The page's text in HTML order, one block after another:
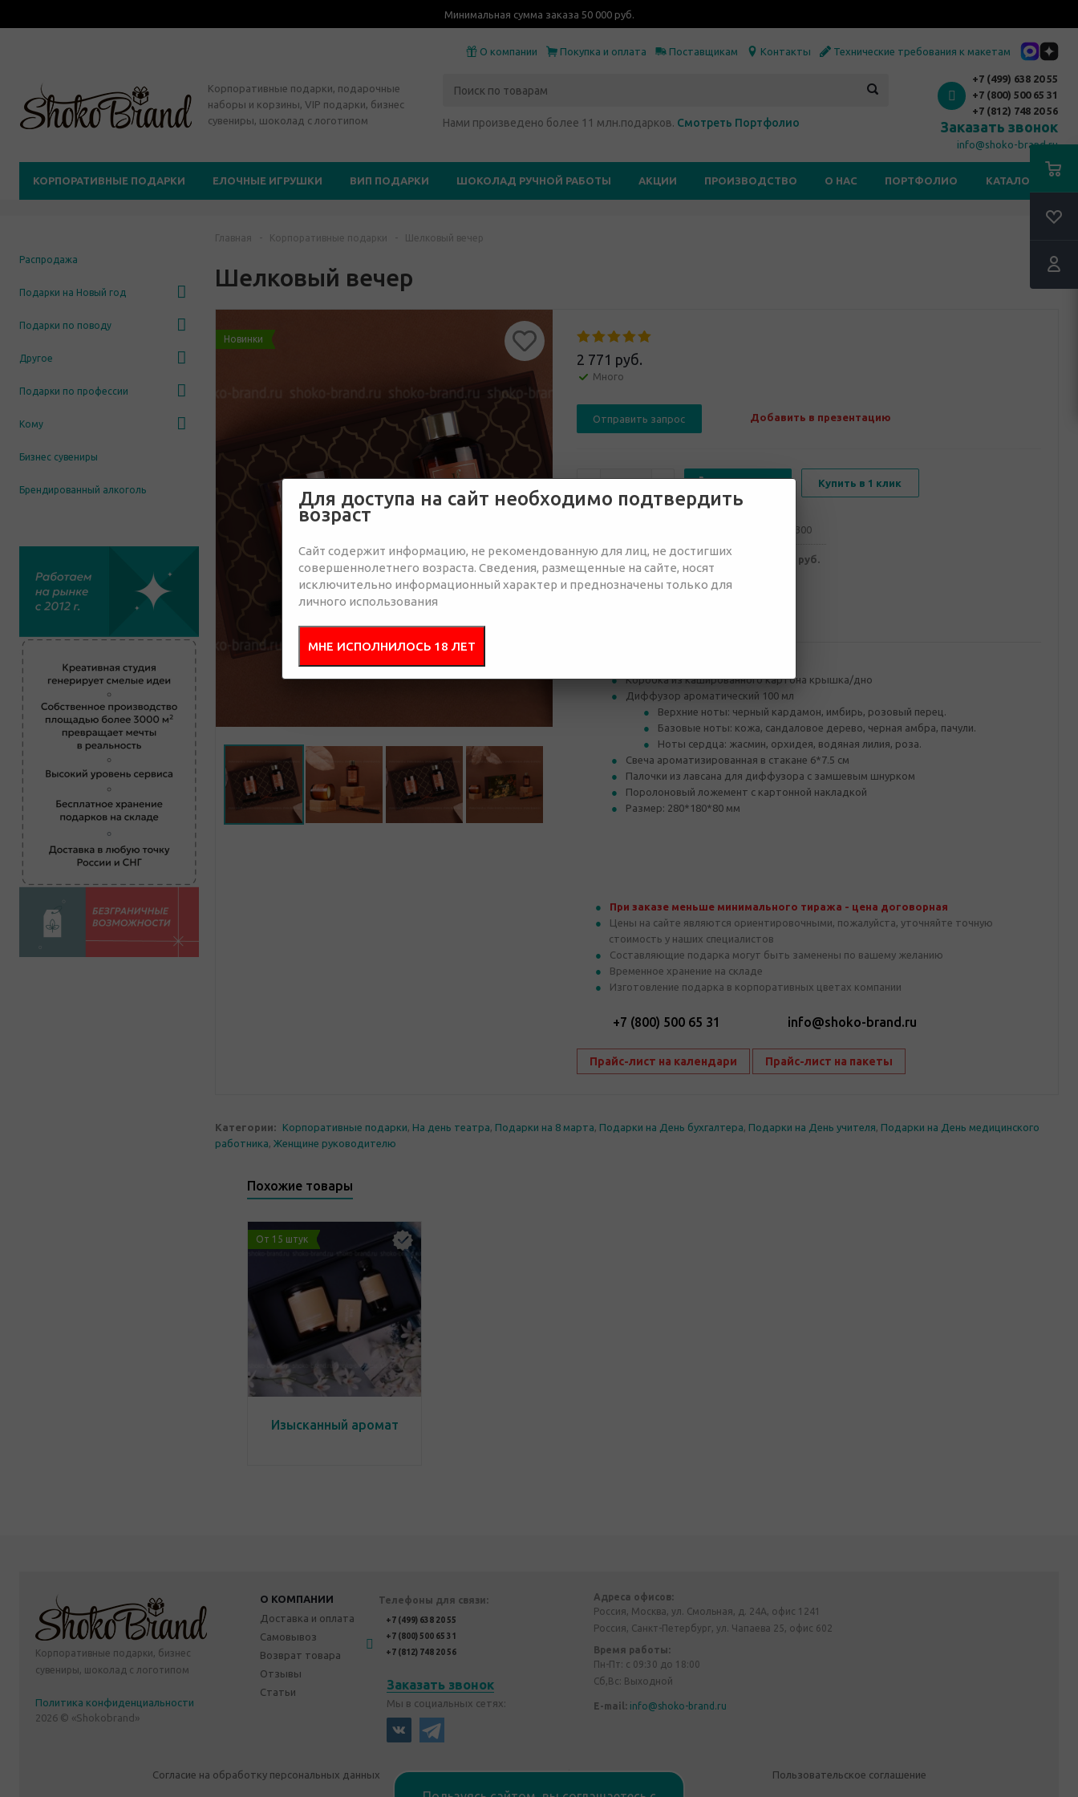
Минимальная сумма заказа 50 000 руб.
О компании Покупка и оплата Поставщикам Контакты Технические требования к макетам
Корпоративные подарки, подарочные
наборы и корзины, VIP подарки, бизнес
сувениры, шоколад с логотипом
Нами произведено более 11 млн.подарков. Смотреть Портфолио
+7 (499) 638 20 55
+7 (800) 500 65 31
+7 (812) 748 20 56
Заказать звонок
info@shoko-brand.ru
КОРПОРАТИВНЫЕ ПОДАРКИ ЕЛОЧНЫЕ ИГРУШКИ ВИП ПОДАРКИ ШОКОЛАД РУЧНОЙ РАБОТЫ АКЦИИ ПРОИЗВОДСТВО О НАС ПОРТФОЛИО КАТАЛОГИ
Распродажа
Подарки на Новый год
Подарки по поводу
Другое
Подарки по профессии
Кому
Бизнес сувениры
Брендированный алкоголь
Главная - Корпоративные подарки - Шелковый вечер
Шелковый вечер
Новинки
2 771 руб.
Много
Отправить запрос Добавить в презентацию
Купить в 1 клик
от 300
2 933 руб. 2 933 руб. 2 771 руб.
Коробка из кашированного картона крышка/дно
Диффузор ароматический 100 мл
Верхние ноты: черный кардамон, имбирь, розовый перец.
Базовые ноты: кожа, сандаловое дерево, черная амбра, пачули.
Ноты сердца: жасмин, орхидея, водяная лилия, роза.
Свеча ароматизированная в стакане 6*7.5 см
Палочки из лавсана для диффузора с замшевым шнурком
Поролоновый ложемент с картонной накладкой
Размер: 280*180*80 мм
При заказе меньше минимального тиража - цена договорная
Цены на сайте являются ориентировочными, пожалуйста, уточняйте точную
стоимость у наших специалистов
Составляющие подарка могут быть заменены по вашему желанию
Временное хранение на складе
Изготовление подарка в корпоративных цветах компании
+7 (800) 500 65 31 info@shoko-brand.ru
Прайс-лист на календари Прайс-лист на пакеты
Категории: Корпоративные подарки, На день театра, Подарки на 8 марта, Подарки на День бухгалтера, Подарки на День учителя, Подарки на День медицинского
работника, Женщине руководителю
Похожие товары
От 15 штук
Изысканный аромат
Корпоративные подарки, бизнес
сувениры, шоколад с логотипом
Политика конфиденциальности
2026 © «Shokobrand»
О КОМПАНИИ
Доставка и оплата
Самовывоз
Возврат товара
Отзывы
Статьи
Телефоны для связи:
+7 (499) 638 20 55
+7 (800) 500 65 31
+7 (812) 748 20 56
Заказать звонок
Мы в социальных сетях:
Адреса офисов:
Россия, Москва, ул. Смольная, д. 24А, офис 1241
Россия, Санкт-Петербург, ул. Чапаева 25, офис 602
Время работы:
Пн-Пт: с 09:30 до 18:00
Сб,Вс: Выходной
E-mail: info@shoko-brand.ru
Согласие на обработку персональных данных Политика конфиденциальности Пользовательское соглашение
Для доступа на сайт необходимо подтвердить
возраст
Сайт содержит информацию, не рекомендованную для лиц, не достигших
совершеннолетнего возраста. Сведения, размещенные на сайте, носят
исключительно информационный характер и преднозначены только для
личного использования
МНЕ ИСПОЛНИЛОСЬ 18 ЛЕТ